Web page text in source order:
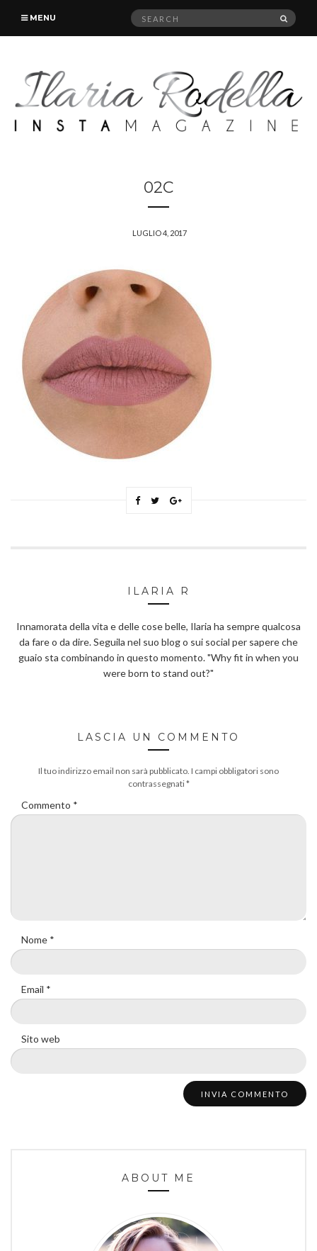
MENU
Search
02C
LUGLIO 4, 2017
ILARIA R
Innamorata della vita e delle cose belle, Ilaria ha sempre qualcosa
da fare o da dire. Seguila nel suo blog o sui social per sapere che
guaio sta combinando in questo momento. "Why fit in when you
were born to stand out?"
LASCIA UN COMMENTO
Il tuo indirizzo email non sarà pubblicato. I campi obbligatori sono
contrassegnati*
Commento *
Nome *
Email *
Sito web
ABOUT ME